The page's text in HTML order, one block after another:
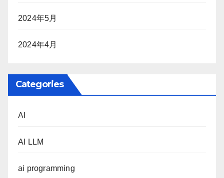
2024年5月
2024年4月
Categories
AI
AI LLM
ai programming